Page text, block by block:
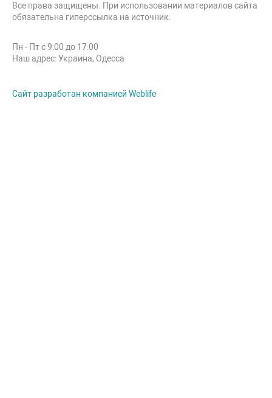
Все права защищены. При использовании материалов сайта
обязательна гиперссылка на источник.
Пн - Пт с 9:00 до 17:00
Наш адрес: Украина, Одесса
Сайт разработан компанией Weblife